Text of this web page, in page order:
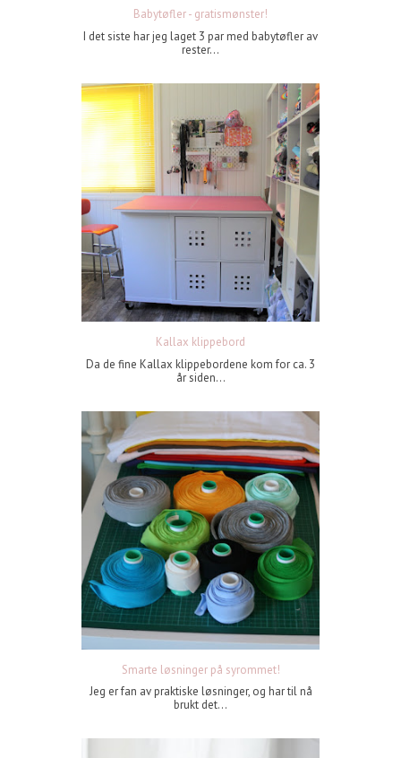
Babytøfler - gratismønster!
I det siste har jeg laget 3 par med babytøfler av
rester...
Kallax klippebord
Da de fine Kallax klippebordene kom for ca. 3
år siden...
Smarte løsninger på syrommet!
Jeg er fan av praktiske løsninger, og har til nå
brukt det...